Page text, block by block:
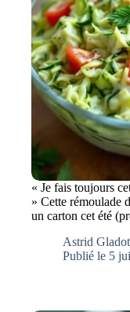
« Je fais toujours
» Cette rémoulade
un carton cet été
Astrid Gladot
Publié le 5